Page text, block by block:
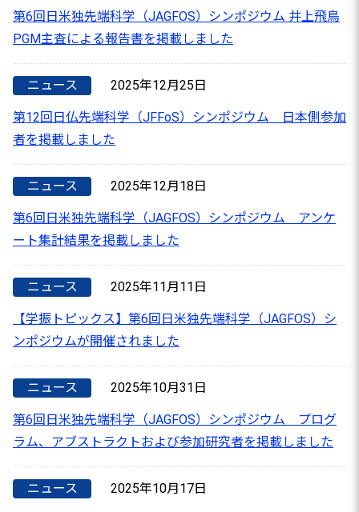
第6回日米独先端科学（JAGFOS）シンポジウム 井上飛鳥
PGM主査による報告書を掲載しました
ニュース 2025年12月25日
第12回日仏先端科学（JFFoS）シンポジウム 日本側参加
者を掲載しました
ニュース 2025年12月18日
第6回日米独先端科学（JAGFOS）シンポジウム アンケ
ート集計結果を掲載しました
ニュース 2025年11月11日
【学振トピックス】第6回日米独先端科学（JAGFOS）シ
ンポジウムが開催されました
ニュース 2025年10月31日
第6回日米独先端科学（JAGFOS）シンポジウム プログ
ラム、アブストラクトおよび参加研究者を掲載しました
ニュース 2025年10月17日